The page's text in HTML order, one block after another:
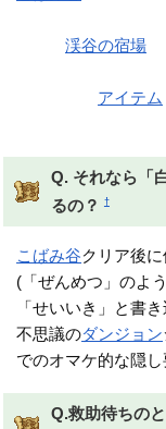
その後渓谷の宿場
アイテム
Q. それなら「
るの？
†
こばみ谷クリア後に
(「ぜんめつ」のよ
「せいいき」と書
不思議のダンジョン
でのオマケ的な隠し
Q.救助待ちの